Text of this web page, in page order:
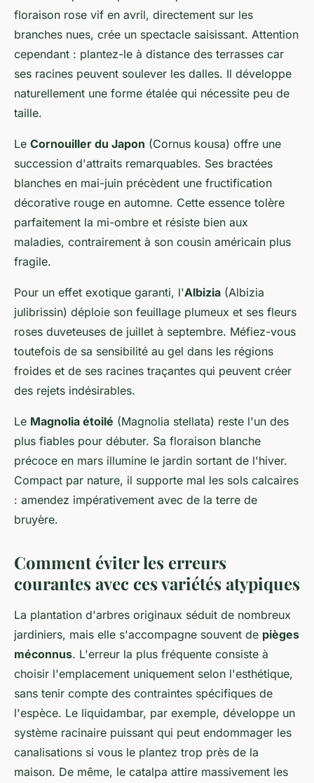
floraison rose vif en avril, directement sur les
branches nues, crée un spectacle saisissant. Attention
cependant : plantez-le à distance des terrasses car
ses racines peuvent soulever les dalles. Il développe
naturellement une forme étalée qui nécessite peu de
taille.
Le Cornouiller du Japon (Cornus kousa) offre une
succession d'attraits remarquables. Ses bractées
blanches en mai-juin précèdent une fructification
décorative rouge en automne. Cette essence tolère
parfaitement la mi-ombre et résiste bien aux
maladies, contrairement à son cousin américain plus
fragile.
Pour un effet exotique garanti, l'Albizia (Albizia
julibrissin) déploie son feuillage plumeux et ses fleurs
roses duveteuses de juillet à septembre. Méfiez-vous
toutefois de sa sensibilité au gel dans les régions
froides et de ses racines traçantes qui peuvent créer
des rejets indésirables.
Le Magnolia étoilé (Magnolia stellata) reste l'un des
plus fiables pour débuter. Sa floraison blanche
précoce en mars illumine le jardin sortant de l'hiver.
Compact par nature, il supporte mal les sols calcaires
: amendez impérativement avec de la terre de
bruyère.
Comment éviter les erreurs
courantes avec ces variétés atypiques
La plantation d'arbres originaux séduit de nombreux
jardiniers, mais elle s'accompagne souvent de pièges
méconnus. L'erreur la plus fréquente consiste à
choisir l'emplacement uniquement selon l'esthétique,
sans tenir compte des contraintes spécifiques de
l'espèce. Le liquidambar, par exemple, développe un
système racinaire puissant qui peut endommager les
canalisations si vous le plantez trop près de la
maison. De même, le catalpa attire massivement les